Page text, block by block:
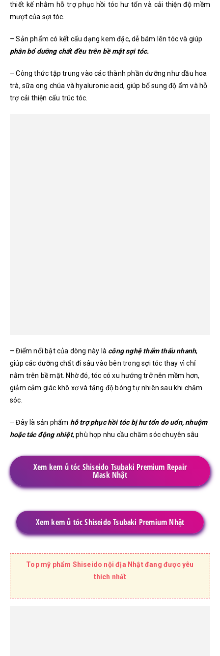
thiết kế nhằm hỗ trợ phục hồi tóc hư tổn và cải thiện độ mềm
mượt của sợi tóc.
– Sản phẩm có kết cấu dạng kem đặc, dễ bám lên tóc và giúp
phân bổ dưỡng chất đều trên bề mặt sợi tóc.
– Công thức tập trung vào các thành phần dưỡng như dầu hoa
trà, sữa ong chúa và hyaluronic acid, giúp bổ sung độ ẩm và hỗ
trợ cải thiện cấu trúc tóc.
– Điểm nổi bật của dòng này là công nghệ thẩm thấu nhanh,
giúp các dưỡng chất đi sâu vào bên trong sợi tóc thay vì chỉ
nằm trên bề mặt. Nhờ đó, tóc có xu hướng trở nên mềm hơn,
giảm cảm giác khô xơ và tăng độ bóng tự nhiên sau khi chăm
sóc.
– Đây là sản phẩm hỗ trợ phục hồi tóc bị hư tổn do uốn, nhuộm
hoặc tác động nhiệt, phù hợp nhu cầu chăm sóc chuyên sâu
Xem kem ủ tóc Shiseido Tsubaki Premium Repair
Mask Nhật
Xem kem ủ tóc Shiseido Tsubaki Premium Nhật
Top mỹ phẩm Shiseido nội địa Nhật đang được yêu
thích nhất